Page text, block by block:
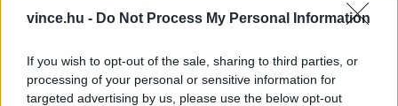
vince.hu - Do Not Process My Personal Information
If you wish to opt-out of the sale, sharing to third parties, or
processing of your personal or sensitive information for
targeted advertising by us, please use the below opt-out
birtoklátogatások, amiken keresztül az
hiszen személyesen győződik meg róla, hogy ott
valóban környezetbarát módon zajlik a